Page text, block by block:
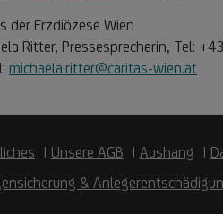
der Erzdiözese Wien
Ritter, Pressesprecherin, Tel:
michaela.ritter@caritas-wien.at
Unsere AGB Aushang
&